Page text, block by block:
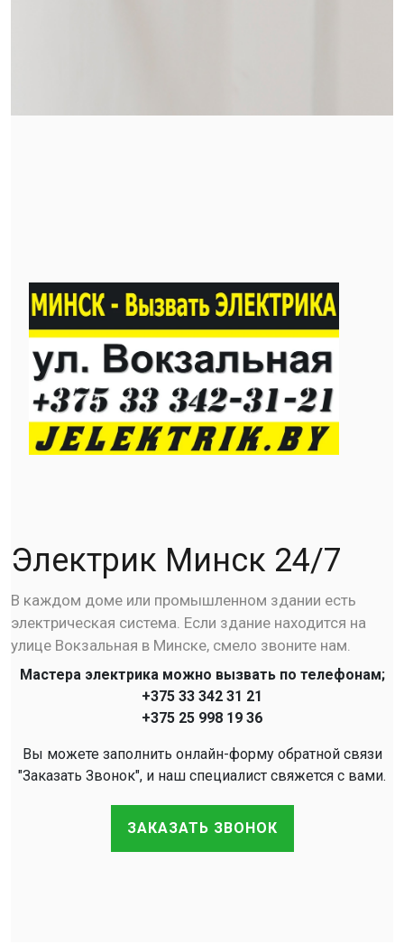
Электрик Минск 24/7
В каждом доме или промышленном здании есть
электрическая система. Если здание находится на
улице Вокзальная в Минске, смело звоните нам.
Мастера электрика можно вызвать по телефонам;
+375 33 342 31 21
+375 25 998 19 36
Вы можете заполнить онлайн-форму обратной связи
"Заказать Звонок", и наш специалист свяжется с вами.
ЗАКАЗАТЬ ЗВОНОК